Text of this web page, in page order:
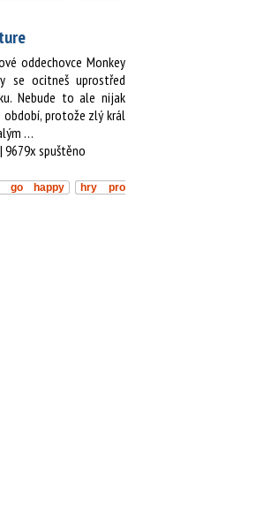
oddechovce Monkey
se ocitneš uprostřed
Nebude to ale nijak
období, protože zlý král
…
| 9679x spuštěno
go happy
hry pro